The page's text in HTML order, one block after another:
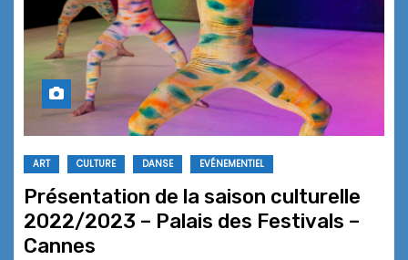
ART CULTURE DANSE EVÉNEMENTIEL
Présentation de la saison culturelle
2022/2023 – Palais des Festivals –
Cannes